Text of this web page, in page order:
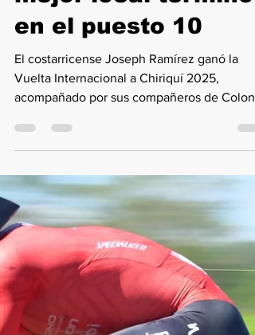
29 nov 2025
2 min de lectura
Costa Rica vuelve a
dominar la Vuelta a
Chiriquí y Panamá
queda rezagada: el
en el puesto 10
El costarricense Joseph Ramírez ganó la
Vuelta Internacional a Chiriquí 2025,
acompañado por sus compañeros de Colono
Bikestation. El mejor panameño finalizó en
décimo puesto, evidenciando el bajo
rendimiento nacional pese a una